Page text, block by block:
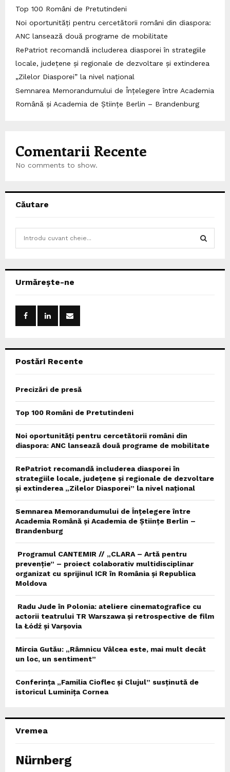
Top 100 Români de Pretutindeni
Noi oportunități pentru cercetătorii români din diaspora:
ANC lansează două programe de mobilitate
RePatriot recomandă includerea diasporei în strategiile
locale, județene și regionale de dezvoltare și extinderea
„Zilelor Diasporei” la nivel național
Semnarea Memorandumului de Înțelegere între Academia
Română și Academia de Științe Berlin – Brandenburg
Comentarii Recente
No comments to show.
Căutare
h
Urmărește-ne
Postări Recente
Precizări de presă
Top 100 Români de Pretutindeni
Noi oportunități pentru cercetătorii români din
diaspora: ANC lansează două programe de mobilitate
RePatriot recomandă includerea diasporei în
strategiile locale, județene și regionale de dezvoltare
și extinderea „Zilelor Diasporei” la nivel național
Semnarea Memorandumului de Înțelegere între
Academia Română și Academia de Științe Berlin –
Brandenburg
Programul CANTEMIR // „CLARA – Artă pentru
prevenție” – proiect colaborativ multidisciplinar
organizat cu sprijinul ICR în România și Republica
Moldova
Radu Jude în Polonia: ateliere cinematografice cu
actorii teatrului TR Warszawa și retrospective de film
la Łódź și Varșovia
Mircia Gutău: „Râmnicu Vâlcea este, mai mult decât
un loc, un sentiment”
Conferința „Familia Cioflec și Clujul” susținută de
istoricul Luminița Cornea
Vremea
Nürnberg